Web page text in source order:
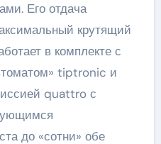
Его отдача
крутящий
в комплекте с
tiptronic и
quattro с
до «сотни» обе